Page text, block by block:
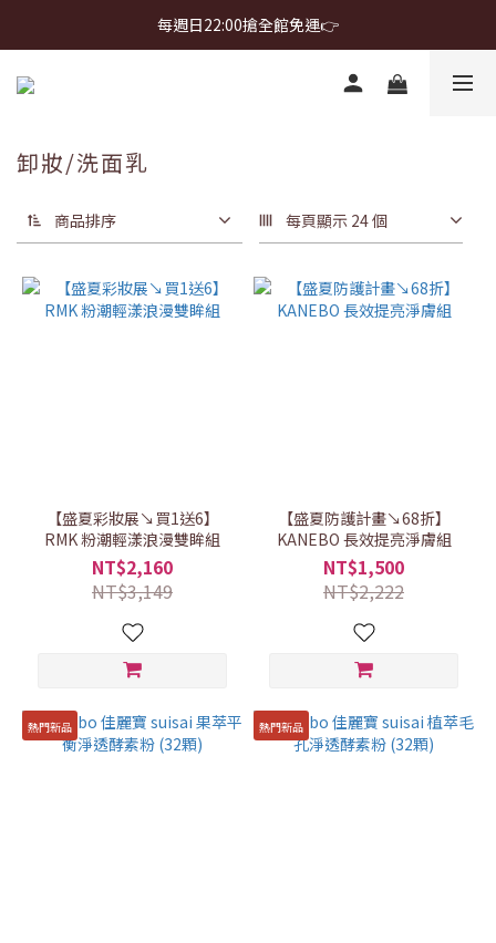
首購免運 $499 起 ＋ 加 LINE 領 $300 折價券 ➤
每週日22:00搶全館免運👉
首購免運 $499 起 ＋ 加 LINE 領 $300 折價券 ➤
卸妝/洗面乳
商品排序 每頁顯示 24 個
【盛夏彩妝展↘買1送6】
RMK 粉潮輕漾浪漫雙眸組
NT$2,160
NT$3,149
【盛夏防護計畫↘68折】
KANEBO 長效提亮淨膚組
NT$1,500
NT$2,222
熱門新品 熱門新品